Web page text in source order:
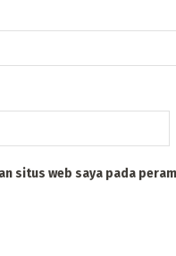
situs web saya pada